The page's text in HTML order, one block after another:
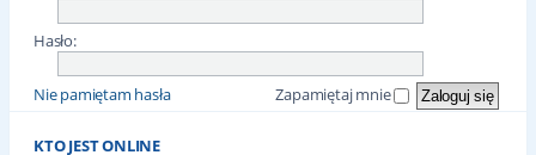
Hasło:
Nie pamiętam hasła Zapamiętaj mnie
KTO JEST ONLINE